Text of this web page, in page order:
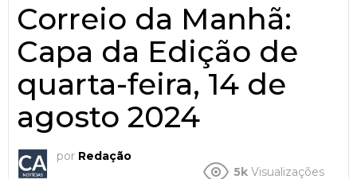
Correio da Manhã:
Capa da Edição de
quarta-feira, 14 de
agosto 2024
por Redação
5k Visualizações